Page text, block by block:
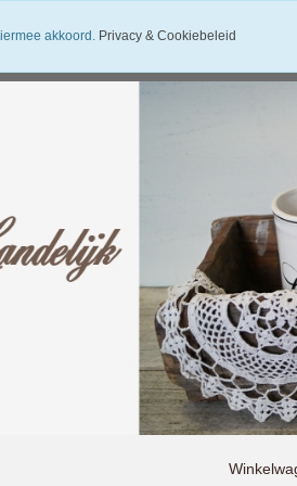
akkoord.Privacy & Cookiebeleid